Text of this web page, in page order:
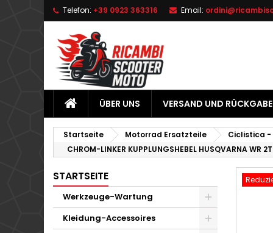
Telefon: +39 0923 363316 Email:
ÜBER UNS VERSAND UND RÜCKGABE
Startseite Motorrad Ersatzteile Ciclistica -
CHROM-LINKER KUPPLUNGSHEBEL HUSQVARNA WR
STARTSEITE
Werkzeuge-Wartung
Kleidung-Accessoires